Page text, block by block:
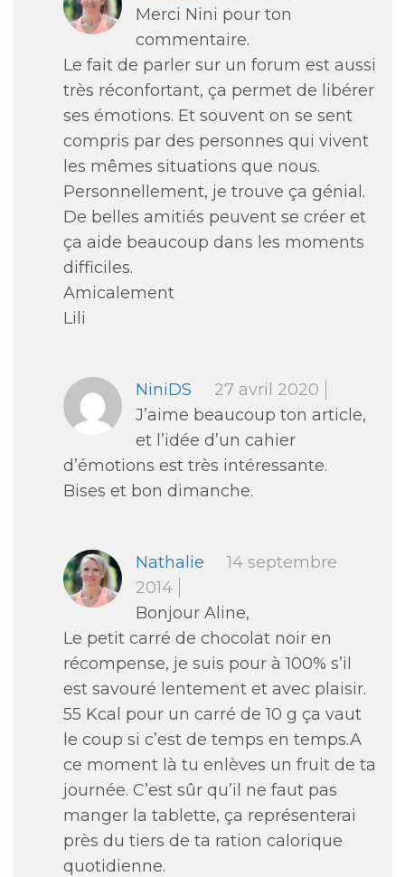
Merci Nini pour ton
commentaire.
Le fait de parler sur un forum est aussi
très réconfortant, ça permet de libérer
ses émotions. Et souvent on se sent
compris par des personnes qui vivent
les mêmes situations que nous.
Personnellement, je trouve ça génial.
De belles amitiés peuvent se créer et
ça aide beaucoup dans les moments
difficiles.
Amicalement
Lili
NiniDS
27 avril 2020
J’aime beaucoup ton article,
et l’idée d’un cahier
d’émotions est très intéressante.
Bises et bon dimanche.
Nathalie
14 septembre
2014
Bonjour Aline,
Le petit carré de chocolat noir en
récompense, je suis pour à 100% s’il
est savouré lentement et avec plaisir.
55 Kcal pour un carré de 10 g ça vaut
le coup si c’est de temps en temps.A
ce moment là tu enlèves un fruit de ta
journée. C’est sûr qu’il ne faut pas
manger la tablette, ça représenterai
près du tiers de ta ration calorique
quotidienne.